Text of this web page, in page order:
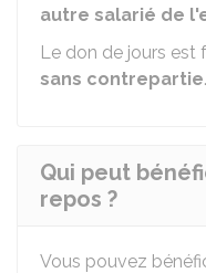
autre salarié de
Le don de jours est
sans contrepartie.
Qui peut
repos ?
Vous pouvez